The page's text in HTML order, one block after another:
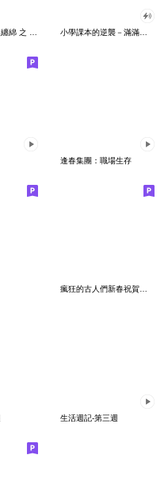
小學課本的逆襲－滿滿的都是愛
逢春集團：職場生存
瘋狂的古人們新春祝賀限定版 ! !
生活週記-第三週